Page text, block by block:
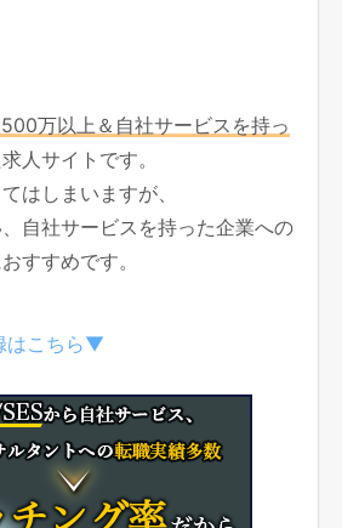
万以上＆自社サービスを持っ
人サイトです。
はしまいますが、
自社サービスを持った企業への
すすめです。
はこちら▼